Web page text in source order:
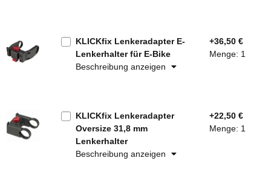
KLICKfix Lenkeradapter E-
Lenkerhalter für E-Bike
Beschreibung anzeigen
+36,50 €
Menge: 1
KLICKfix Lenkeradapter
Oversize 31,8 mm
Lenkerhalter
Beschreibung anzeigen
+22,50 €
Menge: 1